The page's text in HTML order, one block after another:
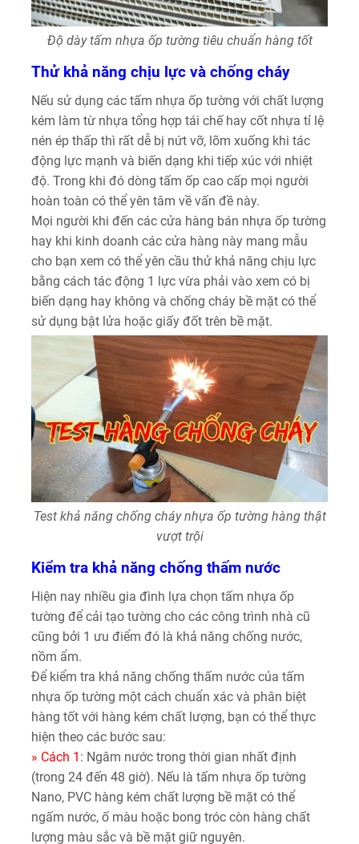
Độ dày tấm nhựa ốp tường tiêu chuẩn hàng tốt
Thử khả năng chịu lực và chống cháy
Nếu sử dụng các tấm nhựa ốp tường với chất lượng
kém làm từ nhựa tổng hợp tái chế hay cốt nhựa tỉ lệ
nén ép thấp thì rất dễ bị nứt vỡ, lõm xuống khi tác
động lực mạnh và biến dạng khi tiếp xúc với nhiệt
độ. Trong khi đó dòng tấm ốp cao cấp mọi người
hoàn toàn có thể yên tâm về vấn đề này.
Mọi người khi đến các cửa hàng bán nhựa ốp tường
hay khi kinh doanh các cửa hàng này mang mẫu
cho bạn xem có thể yên cầu thử khả năng chịu lực
bằng cách tác động 1 lực vừa phải vào xem có bị
biến dạng hay không và chống cháy bề mặt có thể
sử dụng bật lửa hoặc giấy đốt trên bề mặt.
Test khả năng chống cháy nhựa ốp tường hàng thật
vượt trội
Kiểm tra khả năng chống thấm nước
Hiện nay nhiều gia đình lựa chọn tấm nhựa ốp
tường để cải tạo tường cho các công trình nhà cũ
cũng bởi 1 ưu điểm đó là khả năng chống nước,
nồm ẩm.
Để kiểm tra khả năng chống thấm nước của tấm
nhựa ốp tường một cách chuẩn xác và phân biệt
hàng tốt với hàng kém chất lượng, bạn có thể thực
hiện theo các bước sau:
» Cách 1 : Ngâm nước trong thời gian nhất định
(trong 24 đến 48 giờ). Nếu là tấm nhựa ốp tường
Nano, PVC hàng kém chất lượng bề mặt có thể
ngấm nước, ố màu hoặc bong tróc còn hàng chất
lượng màu sắc và bề mặt giữ nguyên.